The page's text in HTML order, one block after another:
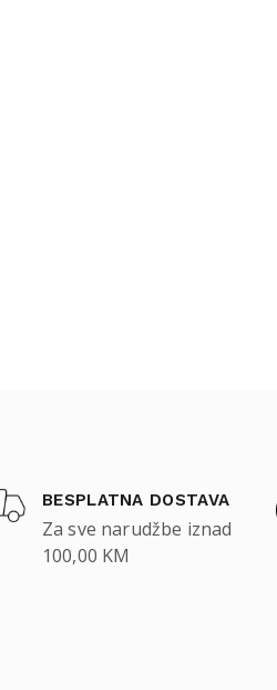
BESPLATNA DOSTAVA
Za sve narudžbe iznad
100,00 KM